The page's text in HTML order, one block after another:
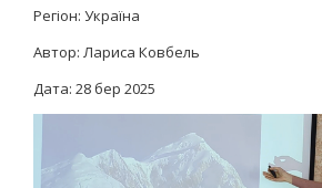
Регіон: Україна
Автор: Лариса Ковбель
Дата: 28 бер 2025